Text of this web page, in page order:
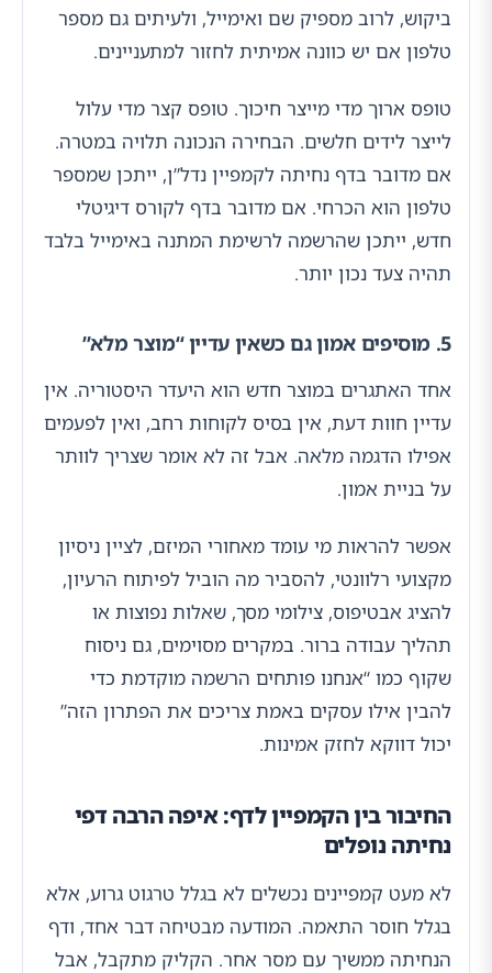
ביקוש, לרוב מספיק שם ואימייל, ולעיתים גם מספר
טלפון אם יש כוונה אמיתית לחזור למתעניינים.
טופס ארוך מדי מייצר חיכוך. טופס קצר מדי עלול
לייצר לידים חלשים. הבחירה הנכונה תלויה במטרה.
אם מדובר בדף נחיתה לקמפיין נדל”ן, ייתכן שמספר
טלפון הוא הכרחי. אם מדובר בדף לקורס דיגיטלי
חדש, ייתכן שהרשמה לרשימת המתנה באימייל בלבד
תהיה צעד נכון יותר.
5. מוסיפים אמון גם כשאין עדיין “מוצר מלא”
אחד האתגרים במוצר חדש הוא היעדר היסטוריה. אין
עדיין חוות דעת, אין בסיס לקוחות רחב, ואין לפעמים
אפילו הדגמה מלאה. אבל זה לא אומר שצריך לוותר
על בניית אמון.
אפשר להראות מי עומד מאחורי המיזם, לציין ניסיון
מקצועי רלוונטי, להסביר מה הוביל לפיתוח הרעיון,
להציג אבטיפוס, צילומי מסך, שאלות נפוצות או
תהליך עבודה ברור. במקרים מסוימים, גם ניסוח
שקוף כמו “אנחנו פותחים הרשמה מוקדמת כדי
להבין אילו עסקים באמת צריכים את הפתרון הזה”
יכול דווקא לחזק אמינות.
החיבור בין הקמפיין לדף: איפה הרבה דפי
נחיתה נופלים
לא מעט קמפיינים נכשלים לא בגלל טרגוט גרוע, אלא
בגלל חוסר התאמה. המודעה מבטיחה דבר אחד, ודף
הנחיתה ממשיך עם מסר אחר. הקליק מתקבל, אבל